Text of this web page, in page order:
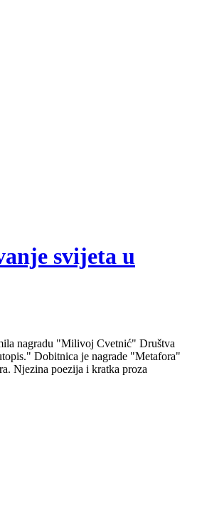
svijeta u
nagradu "Milivoj Cvetnić" Društva
Dobitnica je nagrade "Metafora"
Njezina poezija i kratka proza